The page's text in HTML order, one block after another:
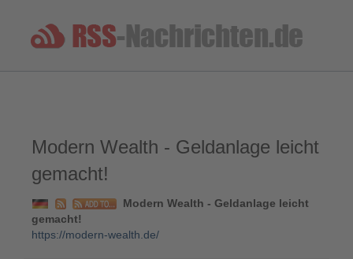
Modern Wealth - Geldanlage leicht
gemacht!
Modern Wealth - Geldanlage leicht
gemacht!
https://modern-wealth.de/